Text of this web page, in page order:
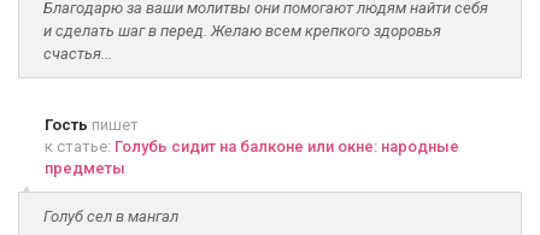
Благодарю за ваши молитвы они помогают людям найти себя
и сделать шаг в перед. Желаю всем крепкого здоровья
счастья...
Гость пишет
к статье: Голубь сидит на балконе или окне: народные
предметы
Голуб сел в мангал